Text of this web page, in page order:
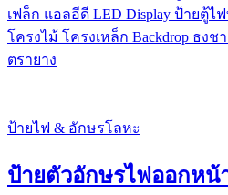
เฟล็ก แอลอีดี LED Display ป้ายตู้ไ
โครงไม้ โครงเหล็ก Backdrop ธงช
ตรายาง
ป้ายไฟ & อักษรโลหะ
ป้ายตัวอักษรไฟออกหน้